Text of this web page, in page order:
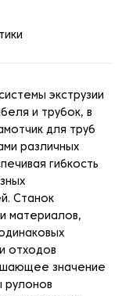
экструзии
и трубок, в
для труб
различных
гибкость
Станок
материалов,
отходов
значение
рулонов